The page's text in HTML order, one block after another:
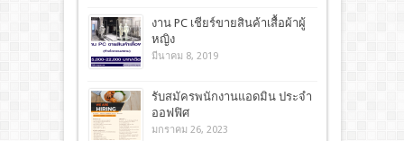
งาน PC เชียร์ขายสินค้าเสื้อผ้าผู้
หญิง
มีนาคม 8, 2019
รับสมัครพนักงานแอดมิน ประจำ
ออฟฟิศ
มกราคม 26, 2023